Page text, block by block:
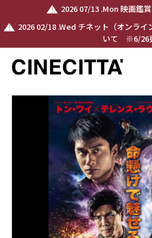
2026 07/13 .Mon 映画鑑
2026 02/18 .Wed チネット（オンラ
いて ※6/26